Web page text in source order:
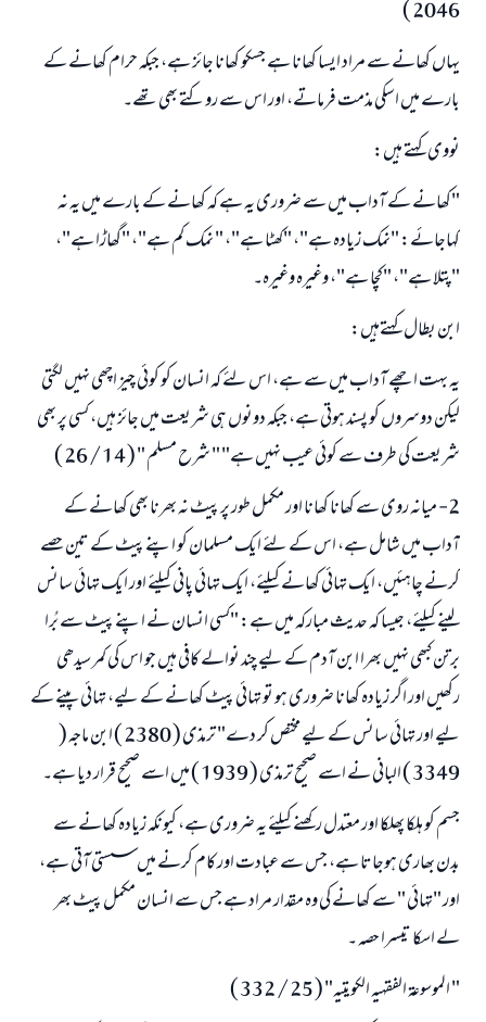
2046 )
یہاں کھانے سے مراد ایسا کھانا ہے جسکو کھانا جائز ہے، جبکہ حرام کھانے کے
بارے میں اسکی مذمت فرماتے، اور اس سے روکتے بھی تھے۔
نووی کہتے ہیں:
"کھانے کے آداب میں سے ضروری یہ ہے کہ کھانے کے بارے میں یہ نہ
کہاجائے: "نمک زیادہ ہے"، "کھٹا ہے"، " نمک کم ہے"، "گھاڑا ہے"،
"پتلا ہے"، "کچا ہے"، وغیرہ وغیرہ۔
ابن بطال کہتےہیں:
یہ بہت اچھے آداب میں سے ہے، اس لئے کہ انسان کو کوئی چیز اچھی نہیں لگتی
لیکن دوسروں کو پسند ہوتی ہے، جبکہ دونوں ہی شریعت میں جائز ہیں، کسی پر بھی
شریعت کی طرف سے کوئی عیب نہیں ہے" " شرح مسلم " ( 14 / 26 )
2- میانہ روی سے کھانا کھانا اور مکمل طور پر پیٹ نہ بھرنا بھی کھانے کے
آداب میں شامل ہے، اس کے لئے ایک مسلمان کو اپنے پیٹ کے تین حصے
کرنے چاہئیں، ایک تہائی کھانے کیلئے، ایک تہائی پانی کیلئے اور ایک تہائی سانس
لینے کیلئے، جیسا کہ حدیث مبارکہ میں ہے: "کسی انسان نے اپنے پیٹ سے بُرا
برتن کبھی نہیں بھرا ابن آدم کے لیے چند نوالے کافی ہیں جو اس کی کمر سیدھی
رکھیں اور اگر زیادہ کھانا ضروری ہو تو تہائی پیٹ کھانے کے لیے، تہائی پینے کے
لیے اور تہائی سانس کے لیے مختص کر دے" ترمذی ( 2380 ) ابن ماجہ (
3349 ) البانی نے اسے صحيح ترمذی ( 1939 ) میں اسے صحیح قرار دیا ہے۔
جسم کو ہلکا پھلکا اور معتدل رکھنے کیلئے یہ ضروری ہے، کیونکہ زیادہ کھانے سے
بدن بھاری ہوجاتا ہے، جس سے عبادت اور کام کرنے میں سستی آتی ہے،
اور "تہائی " سے کھانے کی وہ مقدار مراد ہے جس سے انسان مکمل پیٹ بھر
لے اسکا تیسرا حصہ ۔
" الموسوعة الفقہیہ الکویتیہ" ( 25 / 332 )